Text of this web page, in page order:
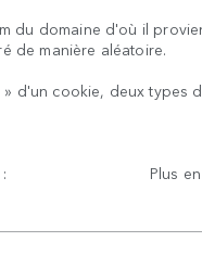
du domaine d'où il
de manière aléatoire.
d'un cookie, deux types
Plus